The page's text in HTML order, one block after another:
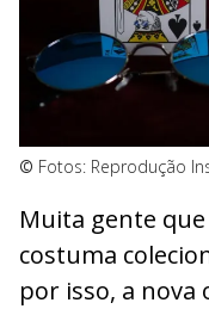
© Fotos: Reprodução
Muita gente
costuma
por isso, a nova